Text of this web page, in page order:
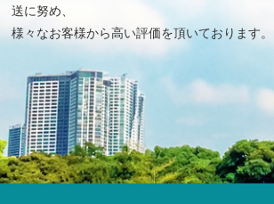
送に努め、
様々なお客様から高い評価を頂いております。